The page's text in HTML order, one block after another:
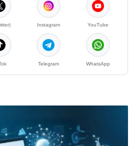
Instagram YouTube
Telegram WhatsApp